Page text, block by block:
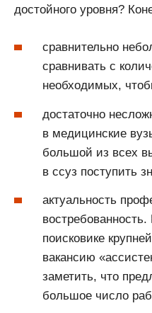
достойного уровня?
сравнительно
сравнивать с
необходимых,
достаточно
в медицинские
большой из всех
в ссуз поступить
актуальность
поисковике
вакансию
заметить, что
большое число